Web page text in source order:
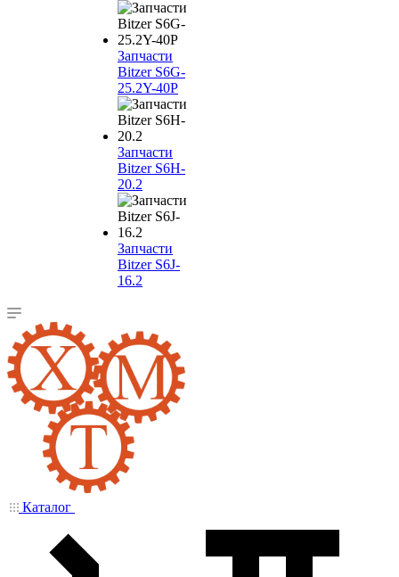
Запчасти
Bitzer S6G-
25.2Y-40P
Запчасти
Bitzer S6H-
20.2
Запчасти
Bitzer S6J-
16.2
Каталог